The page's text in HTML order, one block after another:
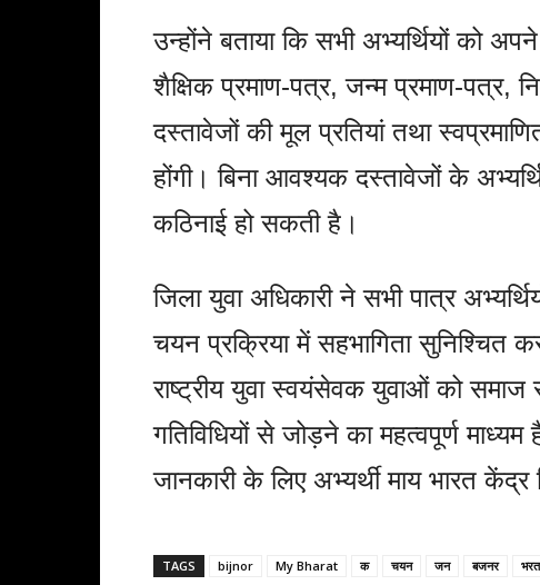
उन्होंने बताया कि सभी अभ्यर्थियों को
शैक्षिक प्रमाण-पत्र, जन्म प्रमाण-पत्र,
दस्तावेजों की मूल प्रतियां तथा
होंगी। बिना आवश्यक दस्तावेजों के
कठिनाई हो सकती है।
जिला युवा अधिकारी ने सभी पात्र
चयन प्रक्रिया में सहभागिता सुनिश्चित
राष्ट्रीय युवा स्वयंसेवक युवाओं को समाज
गतिविधियों से जोड़ने का महत्वपूर्ण
जानकारी के लिए अभ्यर्थी माय भारत
TAGS bijnor My Bharat क चयन जन बजनर भरत